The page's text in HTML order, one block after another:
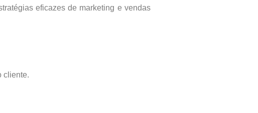
eficazes de marketing e vendas
cliente.